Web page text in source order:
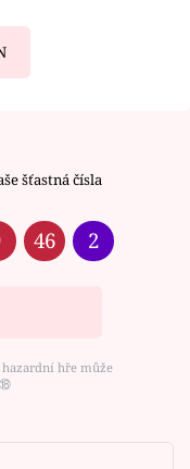
šťastná čísla
46 2
hře může
⑱